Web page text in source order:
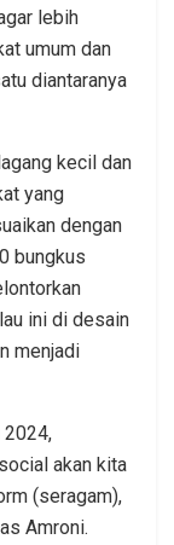
lebih
umum dan
diantaranya
kecil dan
yang
dengan
bungkus
ini di desain
menjadi
2024,
akan kita
(seragam),
Amroni.